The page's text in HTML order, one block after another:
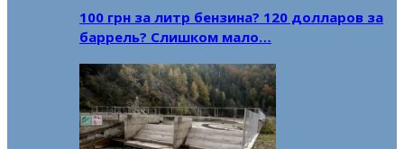
100 грн за литр бензина? 120 долларов за
баррель? Слишком мало…